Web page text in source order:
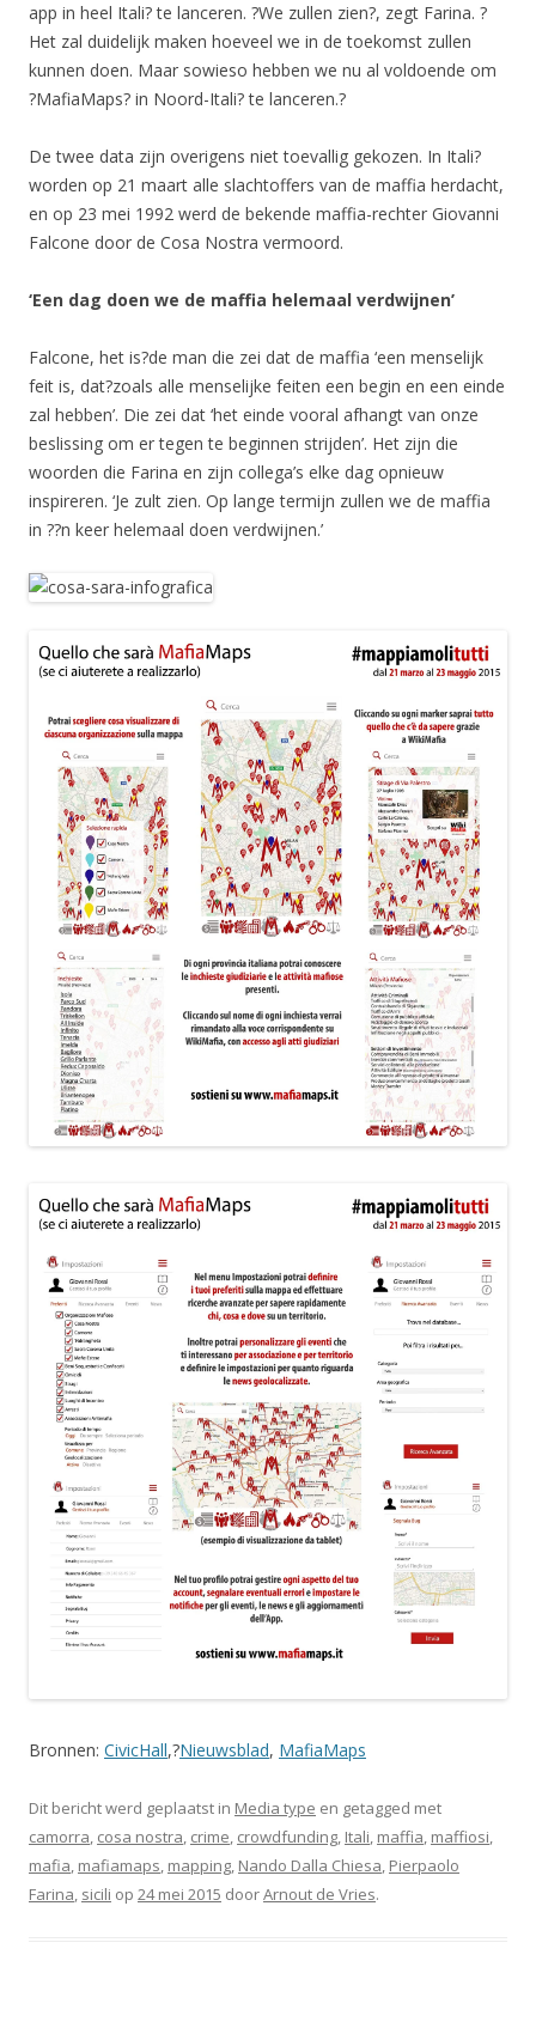
app in heel Itali? te lanceren. ?We zullen zien?, zegt Farina. ?
Het zal duidelijk maken hoeveel we in de toekomst zullen
kunnen doen. Maar sowieso hebben we nu al voldoende om
?MafiaMaps? in Noord-Itali? te lanceren.?
De twee data zijn overigens niet toevallig gekozen. In Itali?
worden op 21 maart alle slachtoffers van de maffia herdacht,
en op 23 mei 1992 werd de bekende maffia-rechter Giovanni
Falcone door de Cosa Nostra vermoord.
‘Een dag doen we de maffia helemaal verdwijnen’
Falcone, het is?de man die zei dat de maffia ‘een menselijk
feit is, dat?zoals alle menselijke feiten een begin en een einde
zal hebben’. Die zei dat ‘het einde vooral afhangt van onze
beslissing om er tegen te beginnen strijden’. Het zijn die
woorden die Farina en zijn collega’s elke dag opnieuw
inspireren. ‘Je zult zien. Op lange termijn zullen we de maffia
in ??n keer helemaal doen verdwijnen.’
Bronnen: CivicHall,?Nieuwsblad, MafiaMaps
Dit bericht werd geplaatst in Media type en getagged met
camorra, cosa nostra, crime, crowdfunding, Itali, maffia, maffiosi,
mafia, mafiamaps, mapping, Nando Dalla Chiesa, Pierpaolo
Farina, sicili op 24 mei 2015 doorArnout de Vries.